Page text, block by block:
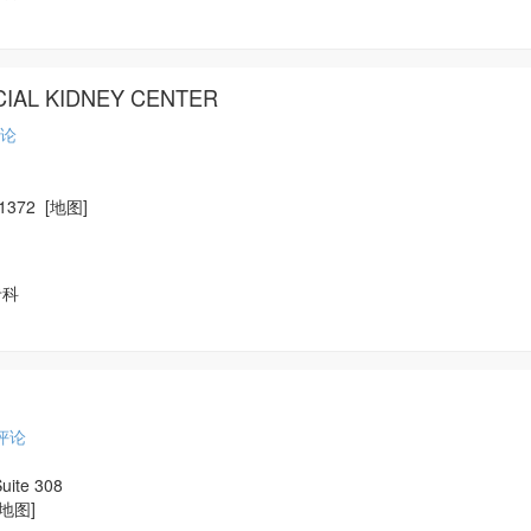
KIDNEY CENTER
[地图]
论
308
图]